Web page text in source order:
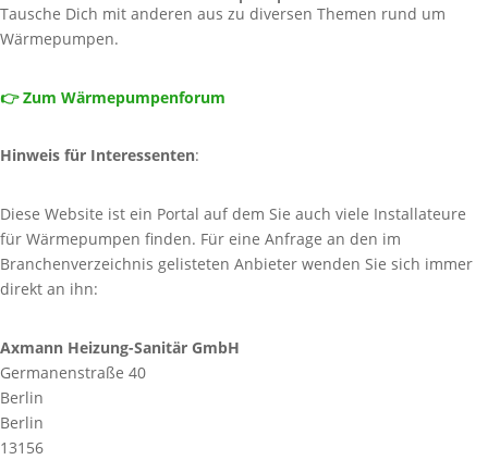
Tausche Dich mit anderen aus zu diversen Themen rund um
Wärmepumpen.
👉 Zum Wärmepumpenforum
Hinweis für Interessenten:
Diese Website ist ein Portal auf dem Sie auch viele Installateure
für Wärmepumpen finden. Für eine Anfrage an den im
Branchenverzeichnis gelisteten Anbieter wenden Sie sich immer
direkt an ihn:
Axmann Heizung-Sanitär GmbH
Germanenstraße 40
Berlin
Berlin
13156